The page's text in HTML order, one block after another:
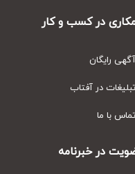
در کسب و کار
رایگان
در آفتاب
با ما
در خبرنامه